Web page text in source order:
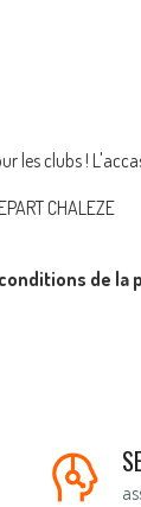
les clubs !
CHALEZE
de